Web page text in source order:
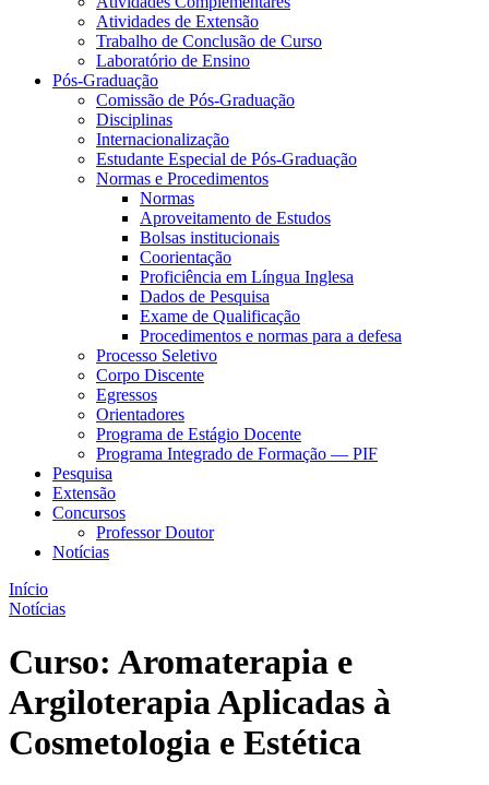
Atividades de Extensão
Trabalho de Conclusão de Curso
Laboratório de Ensino
Pós-Graduação
Comissão de Pós-Graduação
Disciplinas
Internacionalização
Estudante Especial de Pós-Graduação
Normas e Procedimentos
Normas
Aproveitamento de Estudos
Bolsas institucionais
Coorientação
Proficiência em Língua Inglesa
Dados de Pesquisa
Exame de Qualificação
Procedimentos e normas para a defesa
Processo Seletivo
Corpo Discente
Egressos
Orientadores
Programa de Estágio Docente
Programa Integrado de Formação — PIF
Pesquisa
Extensão
Concursos
Professor Doutor
Notícias
Início
Notícias
Curso: Aromaterapia e
Argiloterapia Aplicadas à
Cosmetologia e Estética